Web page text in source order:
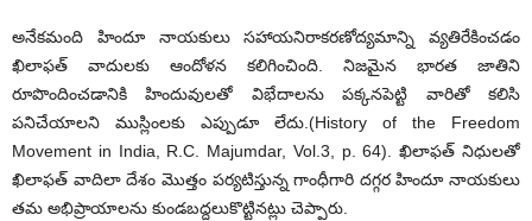
అనేకమంది హిందూ నాయకులు సహాయనిరాకరణోద్యమాన్ని వ్యతిరేకించడం
ఖిలాఫత్ వాదులకు ఆందోళన కలిగించింది. నిజమైన భారత జాతిని
రూపొందించడానికి హిందువులతో విభేదాలను పక్కనపెట్టి వారితో కలిసి
పనిచేయాలని ముస్లింలకు ఎప్పుడూ లేదు.(History of the Freedom
Movement in India, R.C. Majumdar, Vol.3, p. 64). ఖిలాఫత్ నిధులతో
ఖిలాఫత్ వాదిలా దేశం మొత్తం పర్యటిస్తున్న గాంధీగారి దగ్గర హిందూ నాయకులు
తమ అభిప్రాయాలను కుండబద్దలుకొట్టినట్లు చెప్పారు.